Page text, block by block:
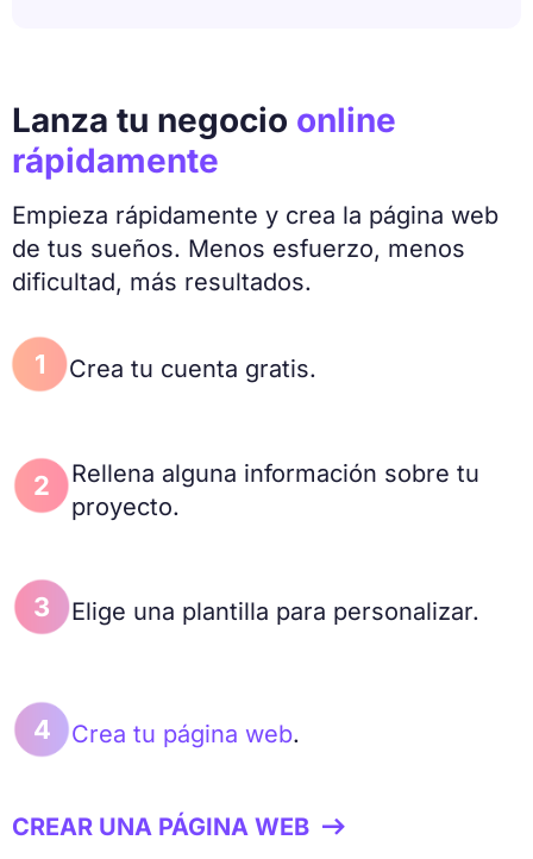
Lanza tu negocio online
rápidamente
Empieza rápidamente y crea la página web
de tus sueños. Menos esfuerzo, menos
dificultad, más resultados.
1 Crea tu cuenta gratis.
2
Rellena alguna información sobre tu
proyecto.
3 Elige una plantilla para personalizar.
4 Crea tu página web.
CREAR UNA PÁGINA WEB 